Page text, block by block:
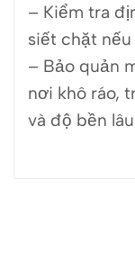
– Kiểm tra
siết chặt
– Bảo quản
nơi khô ráo,
và độ bền